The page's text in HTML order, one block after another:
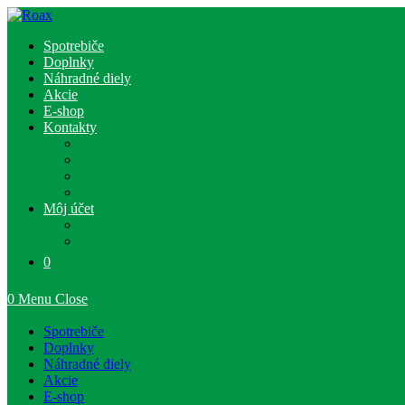
Skip
contentSpotrebiče
Doplnky
Náhradné diely
Akcie
E-shop
Kontakty
Môj účet
0
0 Menu Close
Spotrebiče
Doplnky
Náhradné diely
Akcie
E-shop